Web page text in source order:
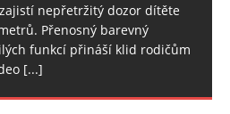
nepřetržitý dozor dítěte
Přenosný barevný
funkcí přináší klid rodičům
[...]